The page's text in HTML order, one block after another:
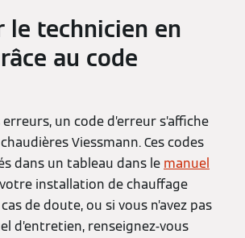
le technicien en
au code
un code d’erreur s’affiche
Viessmann. Ces codes
dans un tableau dans le manuel
installation de chauffage
de doute, ou si vous n’avez pas
d’entretien, renseignez-vous